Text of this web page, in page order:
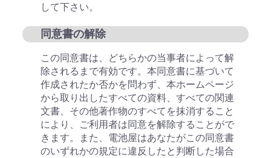
して下さい。
同意書の解除
この同意書は、どちらかの当事者によって解
除されるまで有効です。本同意書に基づいて
作成されたか否かを問わず、本ホームページ
から取り出したすべての資料、すべての関連
文書、その他著作物のすべてを抹消すること
により、ご利用者は同意を解除することがで
きます。また、電池屋はあなたがこの同意書
のいずれかの規定に違反したと判断した場合